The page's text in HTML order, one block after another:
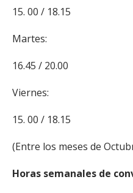
15. 00 / 18.15
Martes:
16.45 / 20.00
Viernes:
15. 00 / 18.15
(Entre los meses de
Horas semanales de